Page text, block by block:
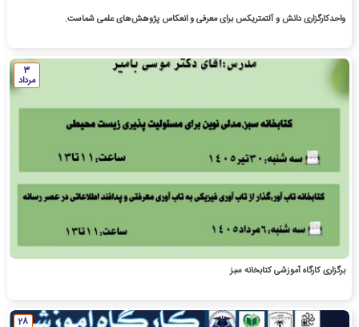
واحدکارگزاری دانش و آلتمتریکس برای معرفی و انعکاس پژوهش‌های علمی شماست.
برگزاری کارگاه آموزشی کتابخانه سبز
3
مرداد
28